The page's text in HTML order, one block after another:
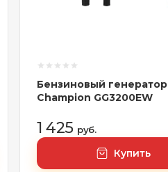
Бензиновый генератор
Champion GG3200EW
1 425 руб.
Купить